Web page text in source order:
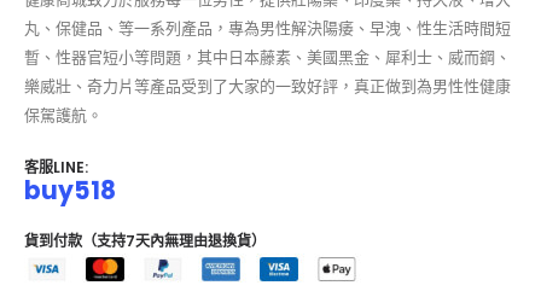
丸、保健品、等一系列產品，專為男性解決陽痿、早洩、性生活時間短
暫、性器官短小等問題，其中日本藤素、美國黑金、犀利士、威而鋼、
樂威壯、奇力片等產品受到了大家的一致好評，真正做到為男性性健康
保駕護航。
客服LINE:
buy518
貨到付款（支持7天內無理由退換貨）